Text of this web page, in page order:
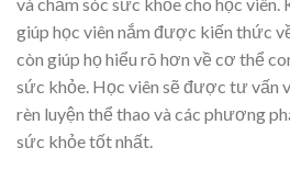
giúp học viên nắm được kiến thức
còn giúp họ hiểu rõ hơn về cơ thể
sức khỏe. Học viên sẽ được tư vấn
rèn luyện thể thao và các phương
sức khỏe tốt nhất.